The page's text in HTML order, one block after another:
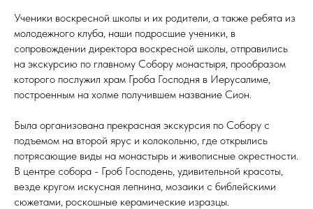
Ученики воскресной школы и их родители, а также ребята из
молодежного клуба, наши подросшие ученики, в
сопровождении директора воскресной школы, отправились
на экскурсию по главному Собору монастыря, прообразом
которого послужил храм Гроба Господня в Иерусалиме,
построенным на холме получившем название Сион.
Была организована прекрасная экскурсия по Собору с
подъемом на второй ярус и колокольню, где открылись
потрясающие виды на монастырь и живописные окрестности.
В центре собора - Гроб Господень, удивительной красоты,
везде кругом искусная лепнина, мозаики с библейскими
сюжетами, роскошные керамические изразцы.